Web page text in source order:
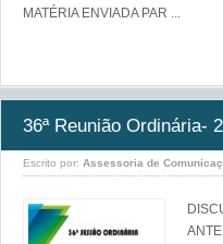
MATÉRIA ENVIADA PAR ...
36ª Reunião Ordinária-
Escrito por: Assessoria de